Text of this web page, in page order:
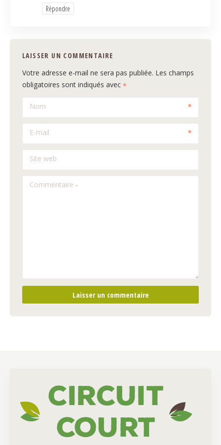
Répondre
LAISSER UN COMMENTAIRE
Votre adresse e-mail ne sera pas publiée. Les champs
obligatoires sont indiqués avec
Nom
E-mail
Site web
Commentaire *